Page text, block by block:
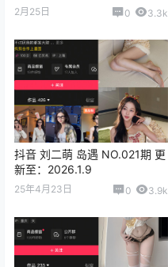
2月25日 0 3.3k
抖音 刘二萌 岛遇 NO.021期 更
新至：2026.1.9
25年4月23日 0 3.9k